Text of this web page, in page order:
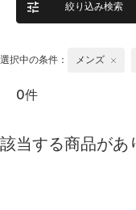
絞り込み検索
選択中の条件： メンズ
0件
該当する商品があ